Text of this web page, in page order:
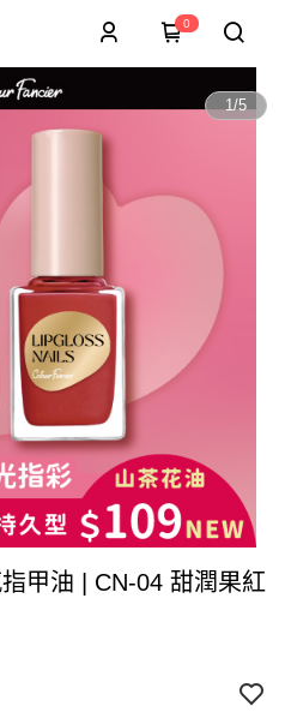
0
1/5
Colour Fancier 唇蜜感指甲油 | CN-04 甜潤果紅